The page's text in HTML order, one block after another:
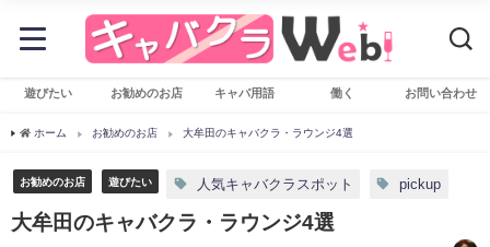
遊びたい お勧めのお店 キャバ用語 働く お問い合わせ
ホーム お勧めのお店 大牟田のキャバクラ・ラウンジ4選
お勧めのお店 遊びたい 人気キャバクラスポット pickup
大牟田のキャバクラ・ラウンジ4選